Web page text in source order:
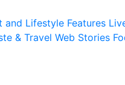
and Lifestyle Features
& Travel Web Stories